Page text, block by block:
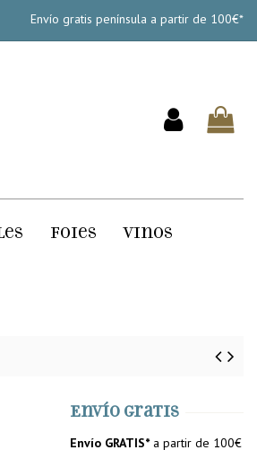
Envío gratis península a partir de 100€*
Foies Vinos
Envío gratis
Envío GRATIS*a partir de 100€